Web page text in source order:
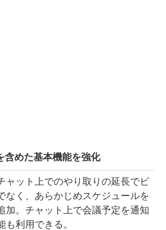
含めた基本機能を強化
ット上でのやり取りの延長でビ
なく、あらかじめスケジュールを
加。チャット上で会議予定を通知
利用できる。